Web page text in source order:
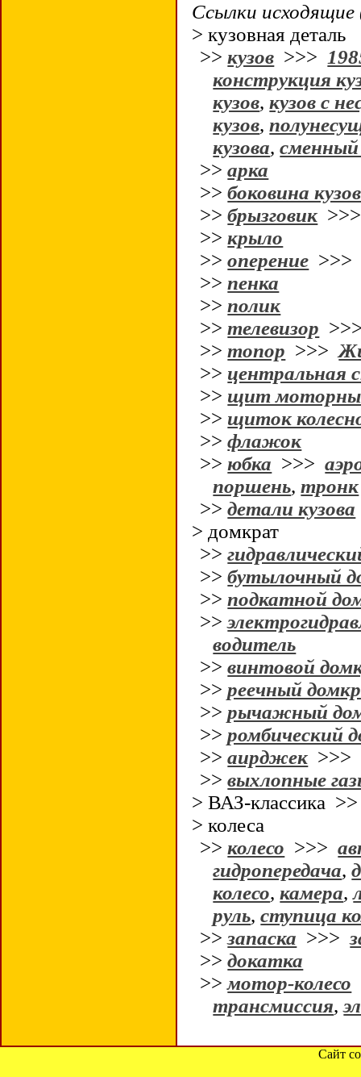
Ссылки исходящие
> кузовная деталь
>>кузов >>>
конструкция
кузов,кузов с
кузов,
кузова,сменный
>>арка
>>боковина
>>брызговик
>>крыло
>>оперение
>>пенка
>>полик
>>телевизор
>>топор >>>
>> центральная
>> щит
>> щиток
>>флажок
>> юбка >>>
поршень,тронк
>>детали кузова
> домкрат
>>
>>бутылочный
>>подкатной
>>
водитель
>>винтовой
>>реечный
>>рычажный
>>ромбический
>>аирджек >>>
>>выхлопные
> ВАЗ-классика
> колеса
>>колесо >>>
гидропередача,
колесо,камера,
руль,ступица
>>запаска >>>
>>докатка
>>мотор-колесо
трансмиссия,
Сайт